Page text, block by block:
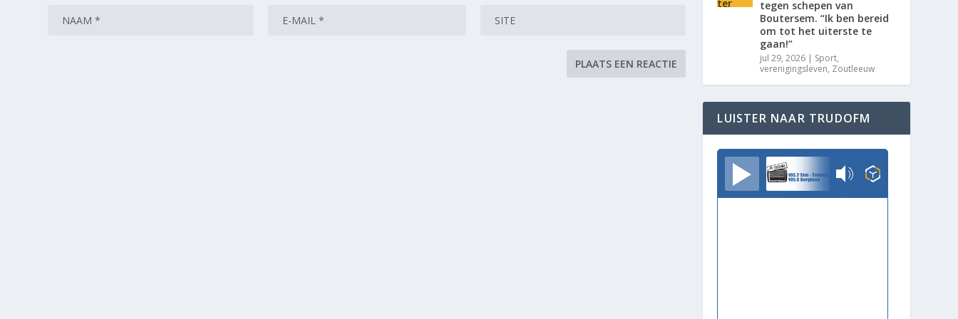
tegen schepen van
Boutersem. “Ik ben bereid
om tot het uiterste te
gaan!”
jul 29, 2026 | Sport,
verenigingsleven, Zoutleeuw
LUISTER NAAR TRUDOFM
TrudoFM